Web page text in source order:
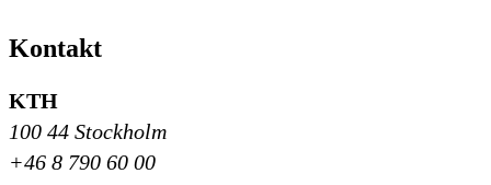
Kontakt
KTH
100 44 Stockholm
+46 8 790 60 00